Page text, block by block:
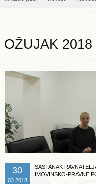
OŽUJAK 2018
30
03.2018
SASTANAK
IMOVINSKO-PRAVNE